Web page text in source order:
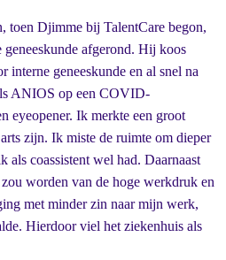
toen Djimme bij TalentCare begon,
afgerond. Hij koos
interne geneeskunde en al snel na
ANIOS op een COVID-
eyeopener. Ik merkte een groot
zijn. Ik miste de ruimte om dieper
als coassistent wel had. Daarnaast
worden van de hoge werkdruk en
met minder zin naar mijn werk,
Hierdoor viel het ziekenhuis als